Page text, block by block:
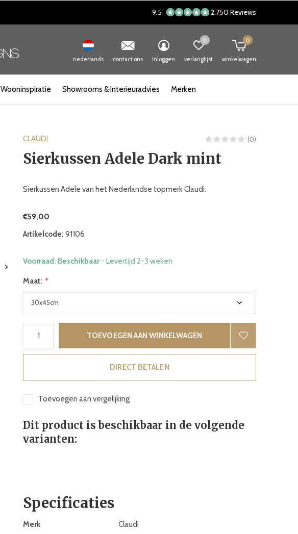
Wooninspiratie Showrooms & Interieuradvies Merken
nederlands contact ons inloggen verlanglijst
0
winkelwagen
0
9.5 2.750 Reviews
CLAUDI (0)
Sierkussen Adele Dark mint
Sierkussen Adele van het Nederlandse topmerk Claudi.
€59,00
Artikelcode: 91106
Voorraad: Beschikbaar - Levertijd 2-3 weken
Maat: *
TOEVOEGEN AAN WINKELWAGEN
DIRECT BETALEN
Toevoegen aan vergelijking
Dit product is beschikbaar in de volgende
varianten:
Specificaties
Merk
Claudi